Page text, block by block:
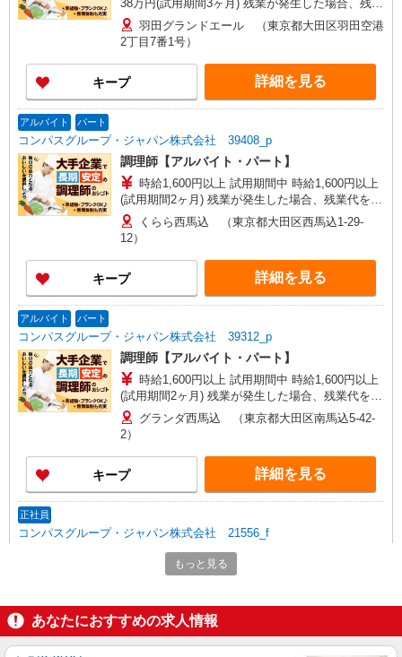
38万円(試用期間3ヶ月) 残業が発生した場合、残業
代を1分単位で別途支給します。 ※給与は経験や
前職給与に応じて決定します。
羽田グランドエール （東京都大田区羽田空港
2丁目7番1号）
キープ 詳細を見る
アルバイト パート
コンパスグループ・ジャパン株式会社 39408_p
調理師【アルバイト・パート】
時給1,600円以上 試用期間中 時給1,600円以上
(試用期間2ヶ月) 残業が発生した場合、残業代を1
分単位で別途支給します。
くらら西馬込 （東京都大田区西馬込1-29-
12）
キープ 詳細を見る
アルバイト パート
コンパスグループ・ジャパン株式会社 39312_p
調理師【アルバイト・パート】
時給1,600円以上 試用期間中 時給1,600円以上
(試用期間2ヶ月) 残業が発生した場合、残業代を1
分単位で別途支給します。
グランダ西馬込 （東京都大田区南馬込5-42-
2）
キープ 詳細を見る
正社員
コンパスグループ・ジャパン株式会社 21556_f
調理師【正社員】
月給28万円〜38万円 試用期間中 月給28万円〜
代を1分単位で別途支給します。 ※給与は経験や
前職給与に応じて決定します。
羽田イルリストランテトーキョー （東京都大
田区羽田空港2丁目7番1号）
もっと見る
あなたにおすすめの求人情報